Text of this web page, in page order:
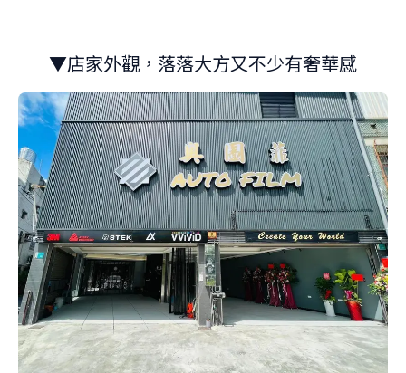
▼店家外觀，落落大方又不少有奢華感